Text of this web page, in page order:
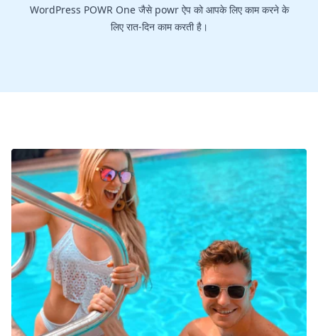
WordPress POWR One जैसे powr ऐप को आपके लिए काम करने के
लिए रात-दिन काम करती है।